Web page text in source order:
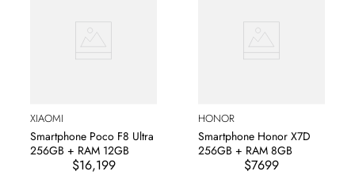
XIAOMI
Smartphone Poco F8 Ultra
256GB + RAM 12GB
$16,199
HONOR
Smartphone Honor X7D
256GB + RAM 8GB
$7699